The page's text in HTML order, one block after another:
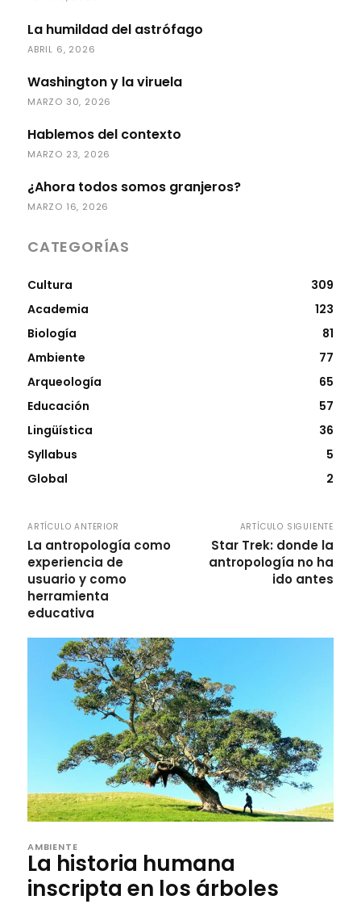
La humildad del astrófago
ABRIL 6, 2026
Washington y la viruela
MARZO 30, 2026
Hablemos del contexto
MARZO 23, 2026
¿Ahora todos somos granjeros?
MARZO 16, 2026
CATEGORÍAS
Cultura
309
Academia
123
Biología
81
Ambiente
77
Arqueología
65
Educación
57
Lingüística
36
Syllabus
5
Global
2
ARTÍCULO ANTERIOR
La antropología como
experiencia de
usuario y como
herramienta
educativa
ARTÍCULO SIGUIENTE
Star Trek: donde la
antropología no ha
ido antes
AMBIENTE
La historia humana
inscripta en los árboles